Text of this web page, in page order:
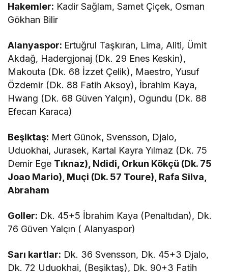
Hakemler: Kadir Sağlam, Samet Çiçek, Osman
Gökhan Bilir
Alanyaspor: Ertuğrul Taşkıran, Lima, Aliti, Ümit
Akdağ, Hadergjonaj (Dk. 29 Enes Keskin),
Makouta (Dk. 68 İzzet Çelik), Maestro, Yusuf
Özdemir (Dk. 88 Fatih Aksoy), İbrahim Kaya,
Hwang (Dk. 68 Güven Yalçın), Ogundu (Dk. 88
Efecan Karaca)
Beşiktaş: Mert Günok, Svensson, Djalo,
Uduokhai, Jurasek, Kartal Kayra Yılmaz (Dk. 75
Demir Ege Tıknaz), Ndidi, Orkun Kökçü (Dk. 75
Joao Mario), Muçi (Dk. 57 Toure), Rafa Silva,
Abraham
Goller: Dk. 45+5 İbrahim Kaya (Penaltıdan), Dk.
76 Güven Yalçın ( Alanyaspor)
Sarı kartlar: Dk. 36 Svensson, Dk. 45+3 Djalo,
Dk. 72 Uduokhai, (Beşiktaş), Dk. 90+3 Fatih